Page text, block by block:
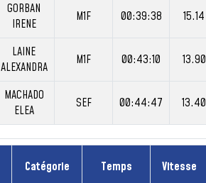
GORBAN
IRENE
M1F 00:39:38 15.14
LAINE
ALEXANDRA
M1F 00:43:10 13.90
MACHADO
ELEA
SEF 00:44:47 13.40
Catégorie Temps Vitesse